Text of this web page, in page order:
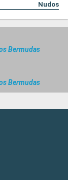
Nudos
Bermudas
Bermudas